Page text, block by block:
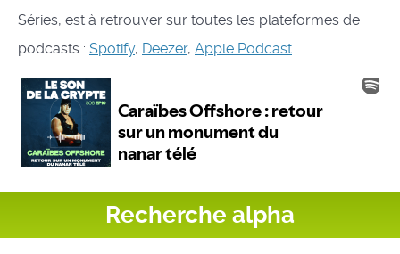
Séries, est à retrouver sur toutes les plateformes de
podcasts : Spotify, Deezer, Apple Podcast
Recherche alpha